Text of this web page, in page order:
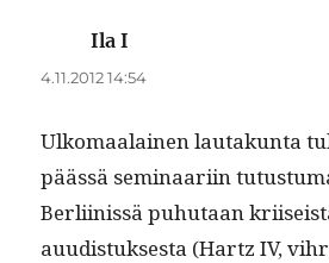
Ila I
4.11.2012 14:54
Ulko­maalainen lau­takun­ta
päässä sem­i­naari­in
Berli­inis­sä puhutaan
au­ud­is­tuk­ses­ta (Hartz IV,